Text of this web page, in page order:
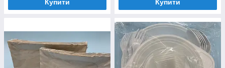
Купити Купити